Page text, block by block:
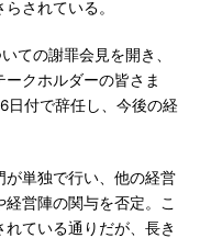
されている。
ての謝罪会見を開き、
クホルダーの皆さま
日付で辞任し、今後の経
単独で行い、他の経営
営陣の関与を否定。こ
ている通りだが、長き